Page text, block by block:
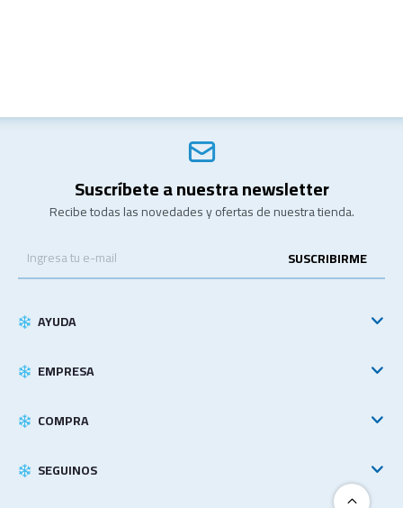
Suscríbete a nuestra newsletter
Recibe todas las novedades y ofertas de nuestra tienda.
SUSCRIBIRME
AYUDA
EMPRESA
COMPRA
SEGUINOS